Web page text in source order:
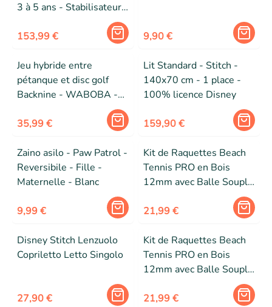
3 à 5 ans - Stabilisateurs
153,99 €
9,90 €
Jeu hybride entre
pétanque et disc golf
Backnine - WABOBA -
9506919000 - Mixte -
Enfant - Noir
35,99 €
Lit Standard - Stitch -
140x70 cm - 1 place -
100% licence Disney
159,90 €
Zaino asilo - Paw Patrol -
Reversibile - Fille -
Maternelle - Blanc
9,99 €
Kit de Raquettes Beach
Tennis PRO en Bois
12mm avec Balle Souple
– Raquettes Résistantes
pour Mer, Plage et
21,99 €
Disney Stitch Lenzuolo
Copriletto Letto Singolo
27,90 €
Kit de Raquettes Beach
Tennis PRO en Bois
12mm avec Balle Souple
– Raquettes Résistantes
pour Mer, Plage et
21,99 €